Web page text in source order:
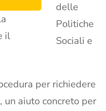
il
delle
Politiche
Sociali e
per richiedere
un aiuto concreto per